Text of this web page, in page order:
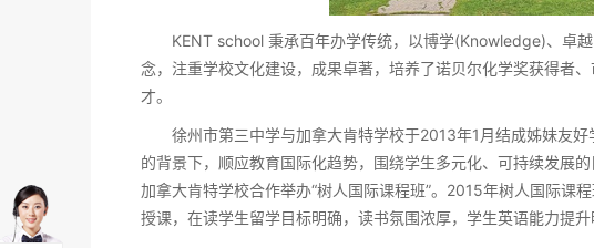
KENT school 秉承百年办学传统，以博学(Knowledge)、卓
念，注重学校文化建设，成果卓著，培养了诺贝尔化学奖获得者
才。
徐州市第三中学与加拿大肯特学校于2013年1月结成姊妹友好
的背景下，顺应教育国际化趋势，围绕学生多元化、可持续发展
加拿大肯特学校合作举办“树人国际课程班”。2015年树人国际课
授课，在读学生留学目标明确，读书氛围浓厚，学生英语能力提升